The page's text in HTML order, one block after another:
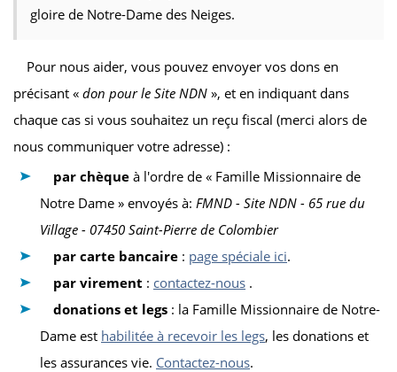
gloire de Notre-Dame des Neiges.
Pour nous aider, vous pouvez envoyer vos dons en
précisant « don pour le Site NDN », et en indiquant dans
chaque cas si vous souhaitez un reçu fiscal (merci alors de
nous communiquer votre adresse) :
par chèque à l'ordre de « Famille Missionnaire de
Notre Dame » envoyés à: FMND - Site NDN - 65 rue du
Village - 07450 Saint-Pierre de Colombier
par carte bancaire : page spéciale ici.
par virement : contactez-nous .
donations et legs : la Famille Missionnaire de Notre-
Dame est habilitée à recevoir les legs, les donations et
les assurances vie. Contactez-nous.